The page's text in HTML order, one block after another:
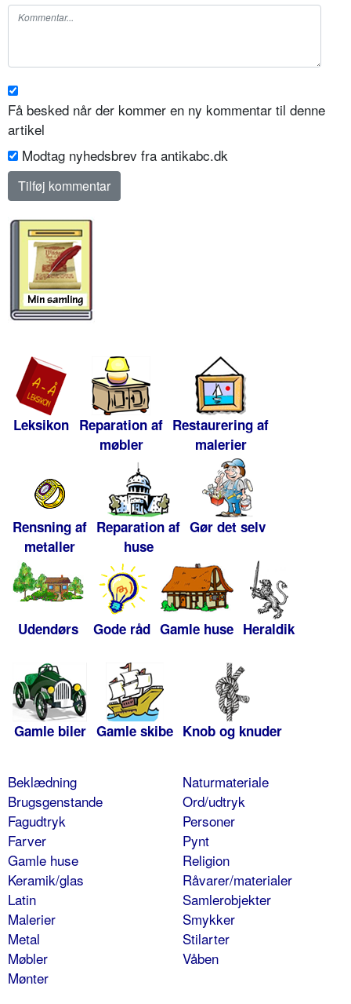
Få besked når der kommer en ny kommentar til denne
artikel
Modtag nyhedsbrev fra antikabc.dk
Leksikon Reparation af
møbler
Restaurering af
malerier
Rensning af
metaller
Reparation af
huse
Gør det selv
Udendørs Gode råd Gamle huse Heraldik
Gamle biler Gamle skibe Knob og knuder
Beklædning
Brugsgenstande
Fagudtryk
Farver
Gamle huse
Keramik/glas
Latin
Malerier
Metal
Møbler
Mønter
Naturmateriale
Ord/udtryk
Personer
Pynt
Religion
Råvarer/materialer
Samlerobjekter
Smykker
Stilarter
Våben